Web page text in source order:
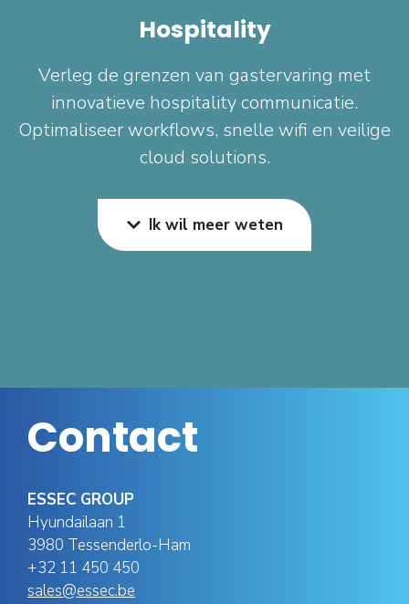
Hospitality
Verleg de grenzen van gastervaring met
innovatieve hospitality communicatie.
Optimaliseer workflows, snelle wifi en veilige
cloud solutions.
Ik wil meer weten
Contact
ESSEC GROUP
Hyundailaan 1
3980 Tessenderlo-Ham
+32 11 450 450
sales@essec.be